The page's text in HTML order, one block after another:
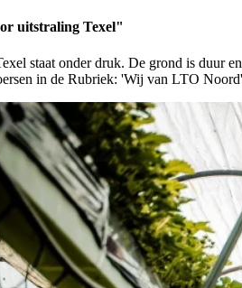
uitstraling Texel"
staat onder druk. De grond is duur
in de Rubriek: 'Wij van LTO